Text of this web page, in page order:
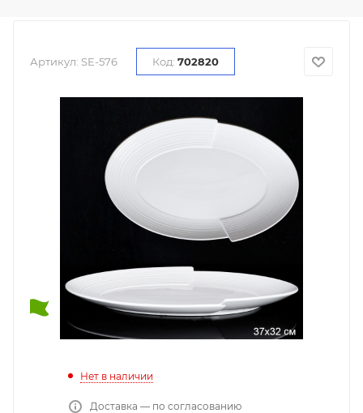
Артикул: SE-576 Код: 702820
Нет в наличии
Доставка — по согласованию